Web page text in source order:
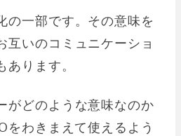
の一部です。その意味を
互いのコミュニケーショ
ります。
がどのような意味なのか
をわきまえて使えるよう